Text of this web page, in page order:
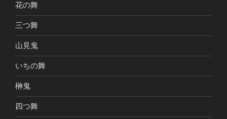
花の舞
三つ舞
山見鬼
いちの舞
榊鬼
四つ舞